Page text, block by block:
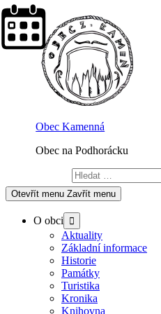
Skip
to
content
Obec Kamenná
Obec na Podhorácku
Vyhledávání
Otevřít menu Zavřít menu
O obci
Show
sub
menu
Aktuality
Základní informace
Historie
Památky
Turistika
Kronika
Knihovna